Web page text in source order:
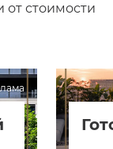
от стоимости